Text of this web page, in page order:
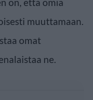
muuttamaan.
omat
ne.